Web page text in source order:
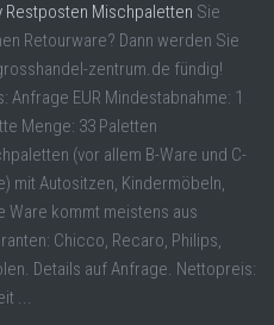
Restposten Mischpaletten Sie
Retourware? Dann werden Sie
zentrum.de fündig!
Anfrage EUR Mindestabnahme: 1
Menge: 33 Paletten
(vor allem B-Ware und C-
mit Autositzen, Kindermöbeln,
Ware kommt meistens aus
Chicco, Recaro, Philips,
Details auf Anfrage. Nettopreis:
...